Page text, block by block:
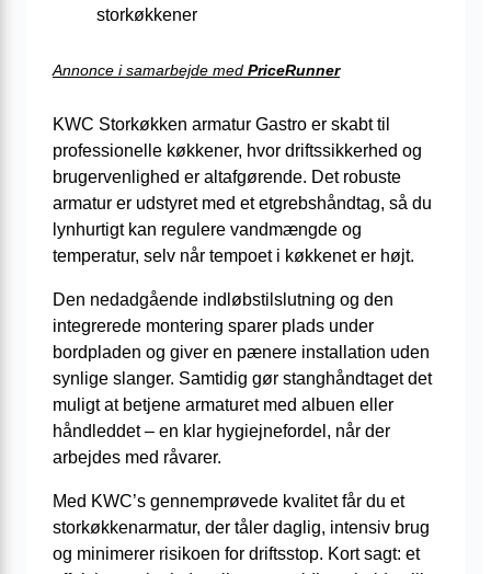
storkøkkener
Annonce i samarbejde med PriceRunner
KWC Storkøkken armatur Gastro er skabt til
professionelle køkkener, hvor driftssikkerhed og
brugervenlighed er altafgørende. Det robuste
armatur er udstyret med et etgrebshåndtag, så du
lynhurtigt kan regulere vandmængde og
temperatur, selv når tempoet i køkkenet er højt.
Den nedadgående indløbstilslutning og den
integrerede montering sparer plads under
bordpladen og giver en pænere installation uden
synlige slanger. Samtidig gør stanghåndtaget det
muligt at betjene armaturet med albuen eller
håndleddet – en klar hygiejnefordel, når der
arbejdes med råvarer.
Med KWC’s gennemprøvede kvalitet får du et
storkøkkenarmatur, der tåler daglig, intensiv brug
og minimerer risikoen for driftsstop. Kort sagt: et